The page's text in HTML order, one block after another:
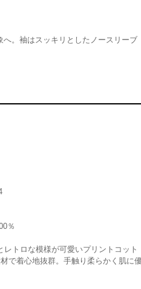
。袖はスッキリとしたノースリーブ
％
レトロな模様が可愛いプリントコット
で着心地抜群。手触り柔らかく肌に